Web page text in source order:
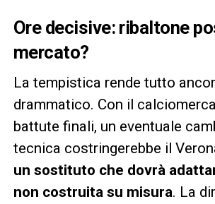
Ore decisive: ribaltone
mercato?
La tempistica rende tutto
drammatico. Con il
battute finali, un eventuale
tecnica costringerebbe il
un sostituto che dovrà
non costruita su misura. La